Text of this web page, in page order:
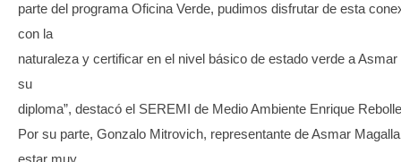
parte del programa Oficina Verde, pudimos disfrutar de esta
con la
naturaleza y certificar en el nivel básico de estado verde a
su
diploma”, destacó el SEREMI de Medio Ambiente Enrique
Por su parte, Gonzalo Mitrovich, representante de Asmar